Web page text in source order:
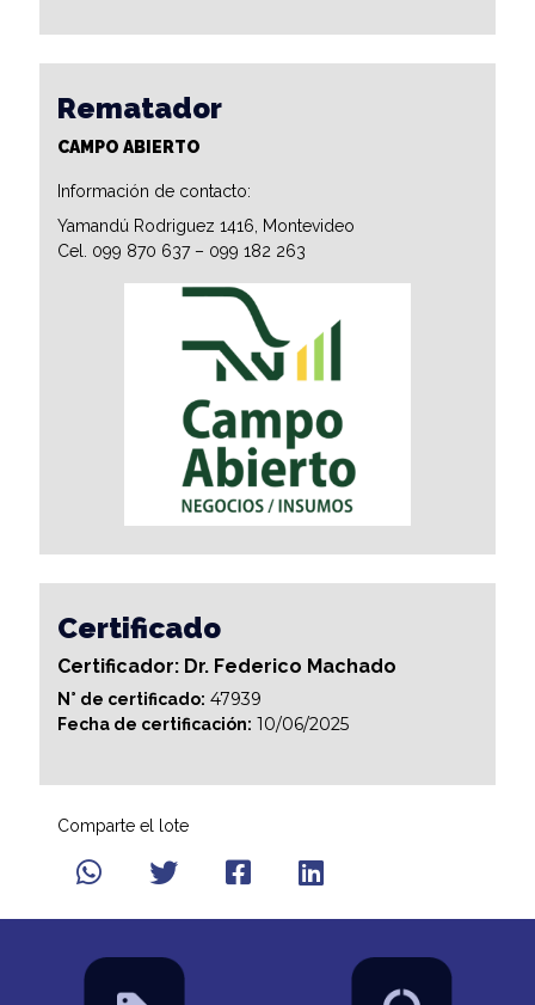
Rematador
CAMPO ABIERTO
Información de contacto:
Yamandú Rodriguez 1416, Montevideo
Cel. 099 870 637 – 099 182 263
Certificado
Certificador: Dr. Federico Machado
N° de certificado: 47939
Fecha de certificación: 10/06/2025
Comparte el lote